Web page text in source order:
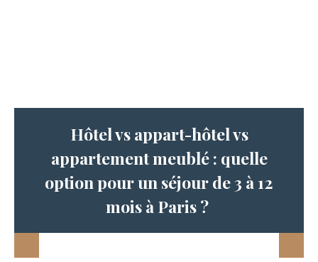
Hôtel vs appart-hôtel vs
appartement meublé : quelle
option pour un séjour de 3 à 12
mois à Paris ?